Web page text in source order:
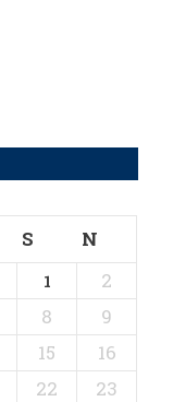
S N
1
2
8
9
15
16
22
23